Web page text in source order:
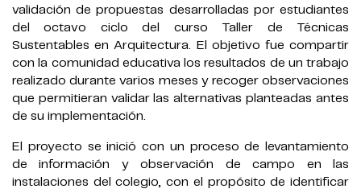
validación de propuestas desarrolladas por estudiantes
del octavo ciclo del curso Taller de Técnicas
Sustentables en Arquitectura. El objetivo fue compartir
con la comunidad educativa los resultados de un trabajo
realizado durante varios meses y recoger observaciones
que permitieran validar las alternativas planteadas antes
de su implementación.
El proyecto se inició con un proceso de levantamiento
de información y observación de campo en las
instalaciones del colegio, con el propósito de identificar